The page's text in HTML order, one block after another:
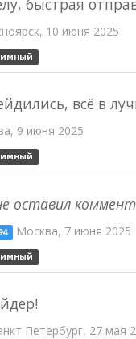
быстрая
10 июня 2025
всё в
9 июня 2025
оставил
Москва, 7 июня 2025
Петербург, 27 мая